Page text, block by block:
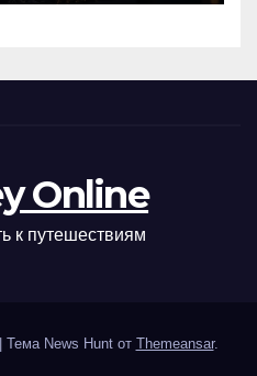
Online
к путешествиям
Тема News Hunt от Themeansar.